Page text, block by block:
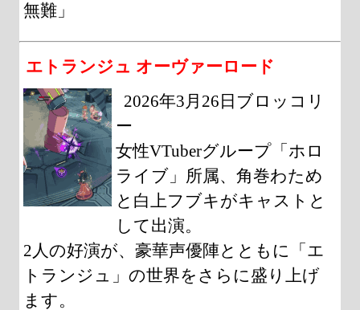
無難」
エトランジュ オーヴァーロード
2026年3月26日ブロッコリ
ー
女性VTuberグループ「ホロ
ライブ」所属、角巻わため
と白上フブキがキャストと
して出演。
2人の好演が、豪華声優陣とともに「エ
トランジュ」の世界をさらに盛り上げ
ます。